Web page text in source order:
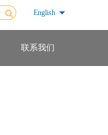
English
联系我们